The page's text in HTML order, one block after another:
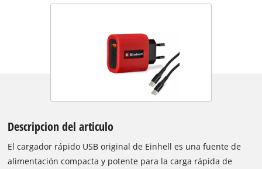
Descripcion del articulo
El cargador rápido USB original de Einhell es una fuente de
alimentación compacta y potente para la carga rápida de